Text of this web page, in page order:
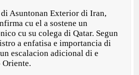
Asuntonan Exterior di Iran,
cu el a sostene un
cu su colega di Qatar. Segun
a enfatisa e importancia di
escalacion adicional di e